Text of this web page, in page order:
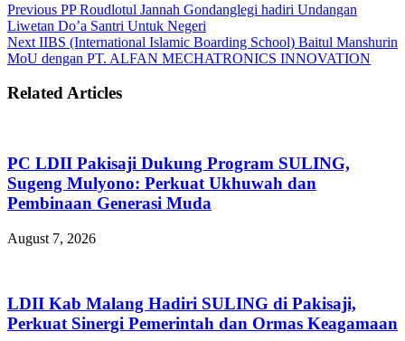
Previous PP Roudlotul Jannah Gondanglegi hadiri Undangan
Liwetan Do’a Santri Untuk Negeri
Next IIBS (International Islamic Boarding School) Baitul Manshurin
MoU dengan PT. ALFAN MECHATRONICS INNOVATION
Related Articles
PC LDII Pakisaji Dukung Program SULING,
Sugeng Mulyono: Perkuat Ukhuwah dan
Pembinaan Generasi Muda
August 7, 2026
LDII Kab Malang Hadiri SULING di Pakisaji,
Perkuat Sinergi Pemerintah dan Ormas Keagamaan